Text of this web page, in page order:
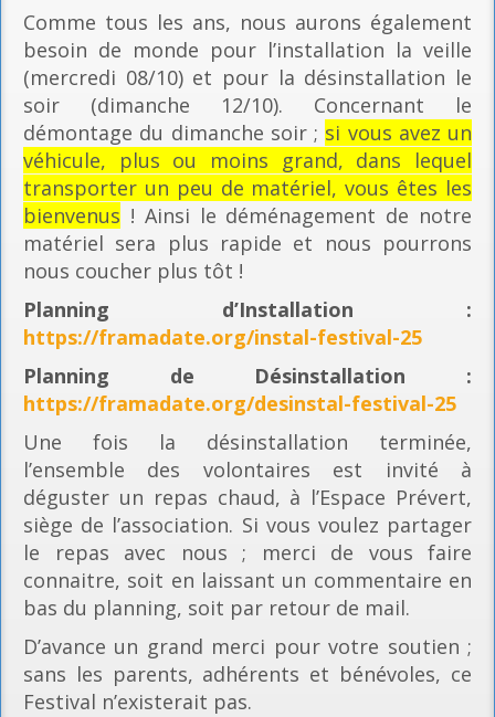
Comme tous les ans, nous aurons également
besoin de monde pour l’installation la veille
(mercredi 08/10) et pour la désinstallation le
soir (dimanche 12/10). Concernant le
démontage du dimanche soir ; si vous avez un
véhicule, plus ou moins grand, dans lequel
transporter un peu de matériel, vous êtes les
bienvenus ! Ainsi le déménagement de notre
matériel sera plus rapide et nous pourrons
nous coucher plus tôt !
Planning d’Installation :
https://framadate.org/instal-festival-25
Planning de Désinstallation :
https://framadate.org/desinstal-festival-25
Une fois la désinstallation terminée,
l’ensemble des volontaires est invité à
déguster un repas chaud, à l’Espace Prévert,
siège de l’association. Si vous voulez partager
le repas avec nous ; merci de vous faire
connaitre, soit en laissant un commentaire en
bas du planning, soit par retour de mail.
D’avance un grand merci pour votre soutien ;
sans les parents, adhérents et bénévoles, ce
Festival n’existerait pas.